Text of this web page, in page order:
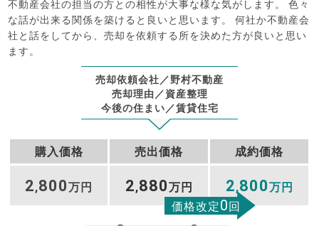
不動産会社の担当の方との相性が大事な様な気がします。 色々
な話が出来る関係を築けると良いと思います。 何社か不動産会
社と話をしてから、売却を依頼する所を決めた方が良いと思い
ます。
売却依頼会社／野村不動産
売却理由／資産整理
今後の住まい／賃貸住宅
購入価格 売出価格 成約価格
2,800万円 2,880万円 2,800万円
価格改定0回